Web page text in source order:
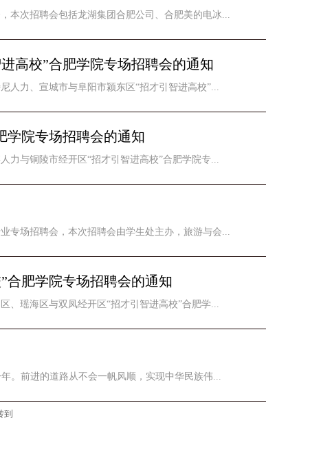
本次招聘会包括龙湖集团合肥公司、合肥美的电冰...
高校”合肥学院专场招聘会的通知
人力、宣城市与阜阳市颍东区“招才引智进高校”...
学院专场招聘会的通知
力与铜陵市经开区“招才引智进高校”合肥学院专...
专场招聘会，本次招聘会由学生处主办，旅游与会...
合肥学院专场招聘会的通知
、瑶海区与双凤经开区“招才引智进高校”合肥学...
。前进的道路从不会一帆风顺，实现中华民族伟...
到